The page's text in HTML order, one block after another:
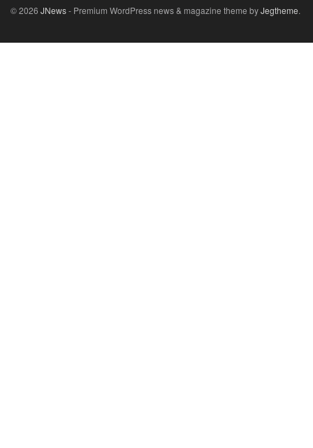
© 2026 JNews- Premium WordPress news & magazine theme byJegtheme.